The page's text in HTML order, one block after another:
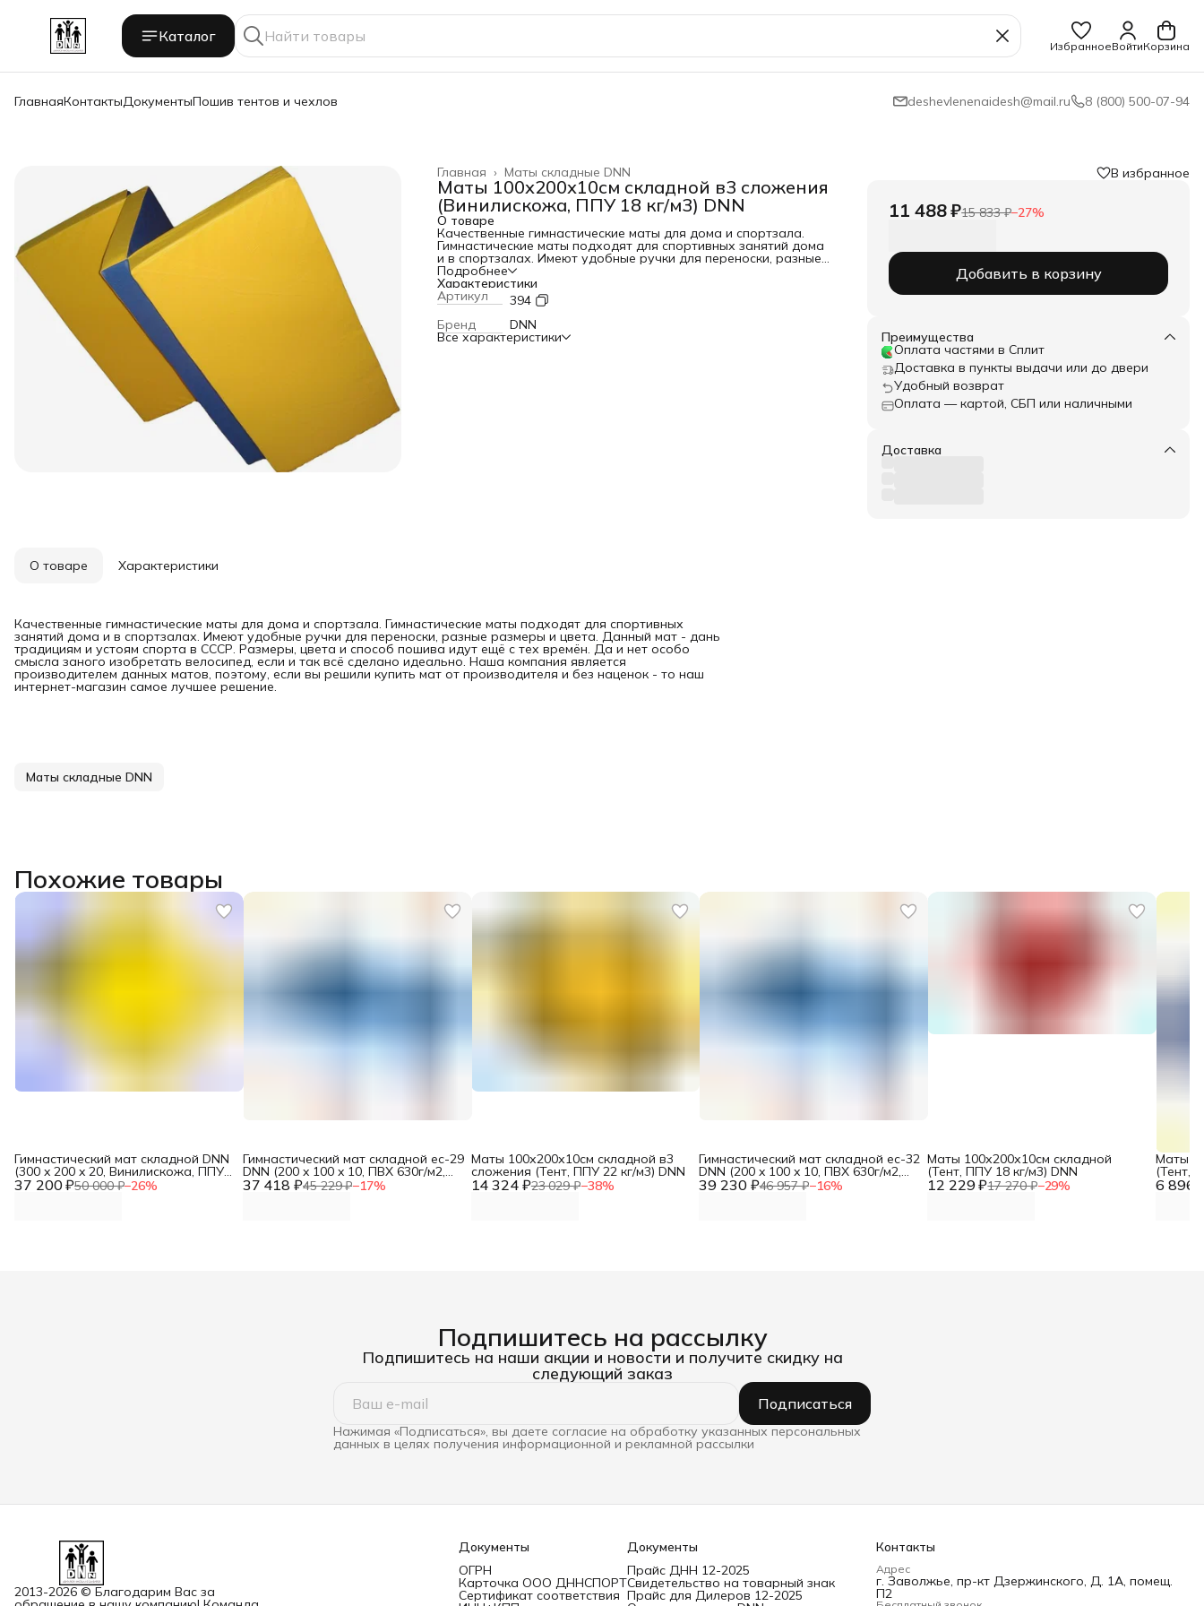
Каталог
ИзбранноеВойтиКорзина
ГлавнаяКонтактыДокументыПошив тентов и чехлов deshevlenenaidesh@mail.ru 8 (800) 500-07-94
Маты складные DNN
Главная ›
Маты 100х200х10см складной в3 сложения
(Винилискожа, ППУ 18 кг/м3) DNN
О товаре
Качественные гимнастические маты для дома и спортзала.
Гимнастические маты подходят для спортивных занятий дома
и в спортзалах. Имеют удобные ручки для переноски, разные
размеры и цвета. Данный мат - дань традициям и устоям
спорта в СССР. Размеры, цвета и способ пошива идут ещё с
тех времён. Да и нет особо смысла заного изобретать
велосипед, если и так всё сделано идеально. Наша компания
является производителем данных матов, поэтому, если вы
решили купить мат от производителя и без наценок - то наш
интернет-магазин самое лучшее решение.
Подробнее
Характеристики
Артикул
394
Бренд
DNN
Все характеристики
В избранное
11 488 ₽15 833 ₽−27%
Добавить в корзину
Преимущества
Оплата частями в Сплит
Доставка в пункты выдачи или до двери
Удобный возврат
Оплата — картой, СБП или наличными
Доставка
О товаре Характеристики
Качественные гимнастические маты для дома и спортзала. Гимнастические маты подходят для спортивных
занятий дома и в спортзалах. Имеют удобные ручки для переноски, разные размеры и цвета. Данный мат - дань
традициям и устоям спорта в СССР. Размеры, цвета и способ пошива идут ещё с тех времён. Да и нет особо
смысла заного изобретать велосипед, если и так всё сделано идеально. Наша компания является
производителем данных матов, поэтому, если вы решили купить мат от производителя и без наценок - то наш
интернет-магазин самое лучшее решение.
Маты складные DNN
Похожие товары
37 200 ₽50 000 ₽−26%
Гимнастический мат складной DNN
(300 x 200 x 20, Винилискожа, ППУ
25кг/м3) 37 418 ₽45 229 ₽−17%
Гимнастический мат складной ес-29
DNN (200 x 100 x 10, ПВХ 630г/м2,
низ ПВХ, ППУ 25кг/м3) 14 324 ₽23 029 ₽−38%
Маты 100х200х10см складной в3
сложения (Тент, ППУ 22 кг/м3) DNN
39 230 ₽46 957 ₽−16%
Гимнастический мат складной ес-32
DNN (200 x 100 x 10, ПВХ 630г/м2,
низ Антислип, ППУ 25кг/м3) 12 229 ₽17 270 ₽−29%
Маты 100х200х10см складной
(Тент, ППУ 18 кг/м3) DNN
6 896
Маты
(Тент,
Подпишитесь на рассылку
Подпишитесь на наши акции и новости и получите скидку на
следующий заказ
Подписаться
Нажимая «Подписаться», вы даете согласие на обработку указанных персональных
данных в целях получения информационной и рекламной рассылки
2013-2026 © Благодарим Вас за
Документы
ОГРН
Карточка ООО ДННСПОРТ
Сертификат соответствия
Документы
Прайс ДНН 12-2025
Свидетельство на товарный знак
Прайс для Дилеров 12-2025
Контакты
Адрес
г. Заволжье, пр-кт Дзержинского, Д. 1А, помещ.
П2